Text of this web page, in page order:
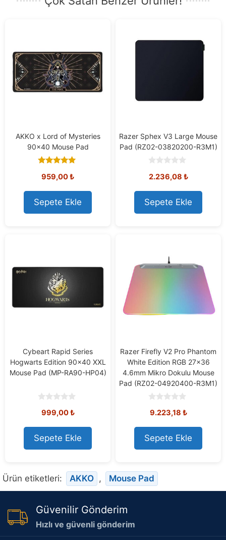
AKKO x Lord of Mysteries
90×40 Mouse Pad
out of 5
959,00₺
Sepete Ekle
Razer Sphex V3 Large Mouse
Pad (RZ02-03820200-R3M1)
o
t
o
f
5
2.236,08 ₺
Sepete Ekle
Cybeart Rapid Series
Hogwarts Edition 90×40 XXL
Mouse Pad (MP-RA90-HP04)
o
t
o
f
5
999,00₺
Sepete Ekle
Razer Firefly V2 Pro Phantom
White Edition RGB 27×36
4.6mm Mikro Dokulu Mouse
Pad (RZ02-04920400-R3M1)
o
t
o
f
5
9.223,18 ₺
Sepete Ekle
Ürün etiketleri: AKKO , Mouse Pad
Güvenilir Gönderim
Hızlı ve güvenli gönderim